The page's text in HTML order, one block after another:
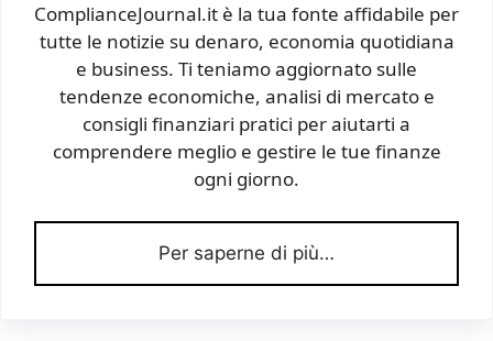
ComplianceJournal.it è la tua fonte affidabile per
tutte le notizie su denaro, economia quotidiana
e business. Ti teniamo aggiornato sulle
tendenze economiche, analisi di mercato e
consigli finanziari pratici per aiutarti a
comprendere meglio e gestire le tue finanze
ogni giorno.
Per saperne di più…